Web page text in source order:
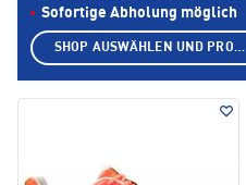
Sofortige Abholung möglich
SHOP AUSWÄHLEN UND PRODUKTE ANZEIGEN